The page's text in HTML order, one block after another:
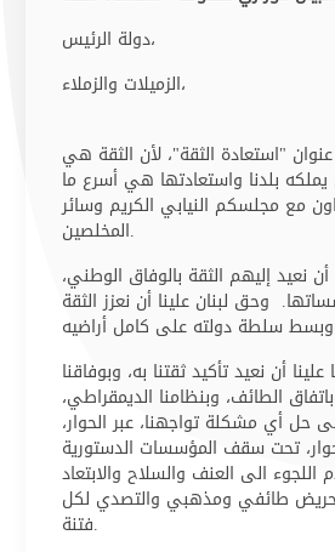
دولة الرئيس،
الزميلات والزملاء،
عنوان "استعادة الثقة"، لأن الثقة هي
بلدنا واستعادتها هي أسرع ما
مع مجلسكم النيابي الكريم وسائر
المخلصين.
أن نعيد إليهم الثقة بالوفاق الوطني،
وحق لبنان علينا أن نعزز الثقة
أن نعيد تأكيد ثقتنا به، وبوفاقنا
الطائف، وبنظامنا الديمقراطي،
حل أي مشكلة تواجهنا، عبر الحوار،
تحت سقف المؤسسات الدستورية
اللجوء الى العنف والسلاح والابتعاد
طائفي ومذهبي والتصدي لكل
فتنة.